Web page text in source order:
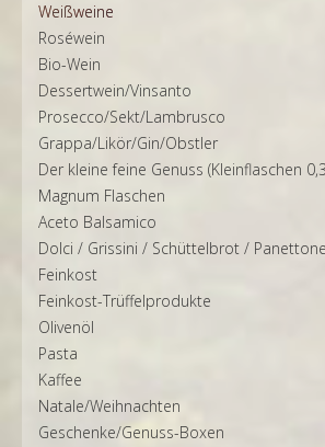
Weißweine
Roséwein
Bio-Wein
Dessertwein/Vinsanto
Prosecco/Sekt/Lambrusco
Grappa/Likör/Gin/Obstler
Der kleine feine Genuss (Kleinflaschen
Magnum Flaschen
Aceto Balsamico
Dolci / Grissini / Schüttelbrot / Panettone
Feinkost
Feinkost-Trüffelprodukte
Olivenöl
Pasta
Kaffee
Natale/Weihnachten
Geschenke/Genuss-Boxen